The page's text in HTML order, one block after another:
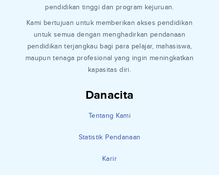
Danacita
Tentang Kami
Statistik Pendanaan
Karir
pendidikan tinggi dan program kejuruan.
Kami bertujuan untuk memberikan akses pendidikan
untuk semua dengan menghadirkan pendanaan
pendidikan terjangkau bagi para pelajar, mahasiswa,
maupun tenaga profesional yang ingin meningkatkan
kapasitas diri.